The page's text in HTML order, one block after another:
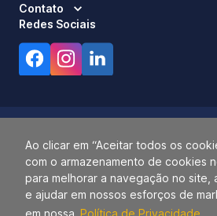
Ao clicar em “Aceitar todos os
com o armazenamento de cookies
para melhorar a navegação no site,
e ajudar em nossos esforços de
Contato
Redes Sociais
Responsável Técnico:
Dra. Luci Mara
2026 ALLIANÇA. TODOS OS DIREITOS
14.055.768/0001-77.